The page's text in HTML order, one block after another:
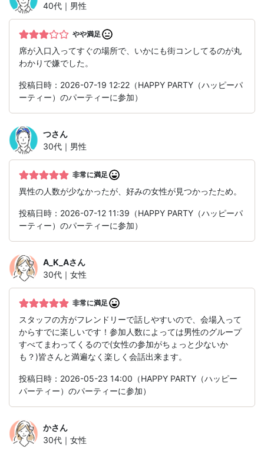
40代｜男性
やや満足
席が入口入ってすぐの場所で、いかにも街コンしてるのが丸
わかりで嫌でした。
投稿日時：2026-07-19 12:22（HAPPY PARTY（ハッピーパ
ーティー）のパーティーに参加）
つさん
30代｜男性
非常に満足
異性の人数が少なかったが、好みの女性が見つかったため。
投稿日時：2026-07-12 11:39（HAPPY PARTY（ハッピーパ
ーティー）のパーティーに参加）
A_K_Aさん
30代｜女性
非常に満足
スタッフの方がフレンドリーで話しやすいので、会場入って
からすでに楽しいです！参加人数によっては男性のグループ
すべてまわってくるので(女性の参加がちょっと少ないか
も？)皆さんと満遍なく楽しく会話出来ます。
投稿日時：2026-05-23 14:00（HAPPY PARTY（ハッピー
パーティー）のパーティーに参加）
かさん
30代｜女性